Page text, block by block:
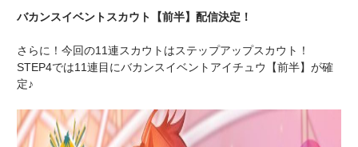
バカンスイベントスカウト【前半】配信決定！
さらに！今回の11連スカウトはステップアップスカウト！
STEP4では11連目にバカンスイベントアイチュウ【前半】が確
定♪